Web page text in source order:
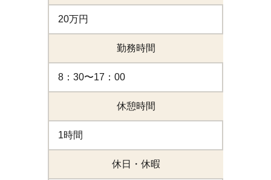
20万円
勤務時間
8：30〜17：00
休憩時間
1時間
休日・休暇